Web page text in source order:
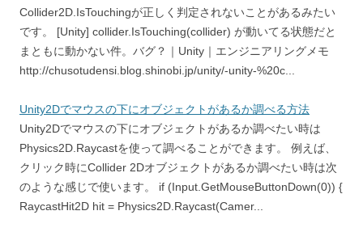
Collider2D.IsTouchingが正しく判定されないことがあるみたい
です。 [Unity] collider.IsTouching(collider) が動いてる状態だと
まともに動かない件。バグ？｜Unity｜エンジニアリングメモ
http://chusotudensi.blog.shinobi.jp/unity/-unity-%20c...
Unity2Dでマウスの下にオブジェクトがあるか調べる方法
Unity2Dでマウスの下にオブジェクトがあるか調べたい時は
Physics2D.Raycastを使って調べることができます。 例えば、
クリック時にCollider 2Dオブジェクトがあるか調べたい時は次
のような感じで使います。 if (Input.GetMouseButtonDown(0)) {
RaycastHit2D hit = Physics2D.Raycast(Camer...